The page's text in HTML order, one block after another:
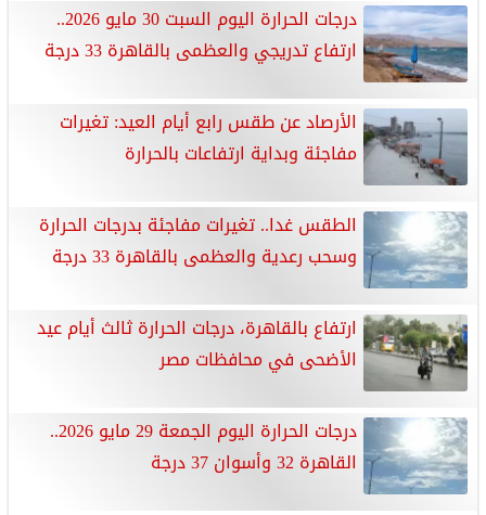
درجات الحرارة اليوم السبت 30 مايو 2026..
ارتفاع تدريجي والعظمى بالقاهرة 33 درجة
الأرصاد عن طقس رابع أيام العيد: تغيرات
مفاجئة وبداية ارتفاعات بالحرارة
الطقس غدا.. تغيرات مفاجئة بدرجات الحرارة
وسحب رعدية والعظمى بالقاهرة 33 درجة
ارتفاع بالقاهرة، درجات الحرارة ثالث أيام عيد
الأضحى في محافظات مصر
درجات الحرارة اليوم الجمعة 29 مايو 2026..
القاهرة 32 وأسوان 37 درجة